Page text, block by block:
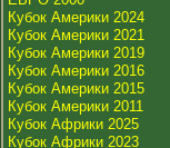
Кубок Америки 2024
Кубок Америки 2021
Кубок Америки 2019
Кубок Америки 2016
Кубок Америки 2015
Кубок Америки 2011
Кубок Африки 2025
Кубок Африки 2023